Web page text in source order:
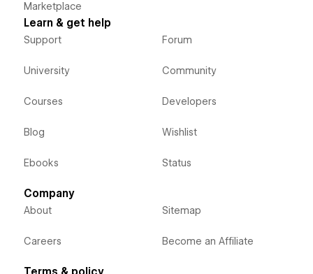
Marketplace
Learn & get help
Support
University
Courses
Blog
Ebooks
Forum
Community
Developers
Wishlist
Status
Company
About
Careers
Sitemap
Become an Affiliate